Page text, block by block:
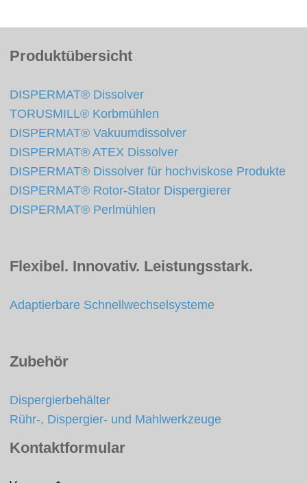
Produktübersicht
DISPERMAT® Dissolver
TORUSMILL® Korbmühlen
DISPERMAT® Vakuumdissolver
DISPERMAT® ATEX Dissolver
DISPERMAT® Dissolver für hochviskose Produkte
DISPERMAT® Rotor-Stator Dispergierer
DISPERMAT® Perlmühlen
Flexibel. Innovativ. Leistungsstark.
Adaptierbare Schnellwechselsysteme
Zubehör
Dispergierbehälter
Rühr-, Dispergier- und Mahlwerkzeuge
Kontaktformular